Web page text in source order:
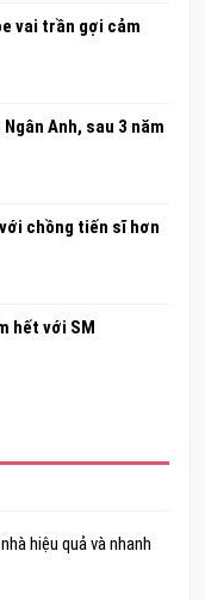
vai trần gợi cảm
Anh, sau 3 năm
chồng tiến sĩ hơn
hết với SM
hiệu quả và nhanh